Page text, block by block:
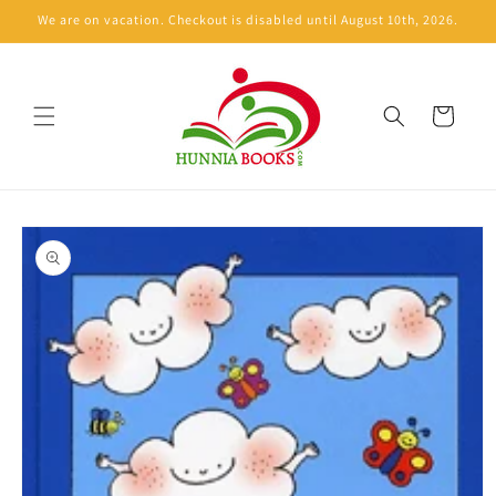
Skip to
We are on vacation. Checkout is disabled until August 10th, 2026.
Cart
Skip to
product
information